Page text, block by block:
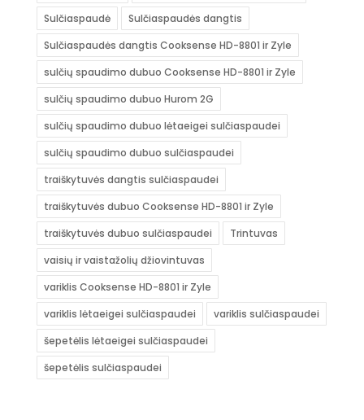
Sulčiaspaudė
Sulčiaspaudės dangtis
Sulčiaspaudės dangtis Cooksense HD-8801 ir Zyle
sulčių spaudimo dubuo Cooksense HD-8801 ir Zyle
sulčių spaudimo dubuo Hurom 2G
sulčių spaudimo dubuo lėtaeigei sulčiaspaudei
sulčių spaudimo dubuo sulčiaspaudei
traiškytuvės dangtis sulčiaspaudei
traiškytuvės dubuo Cooksense HD-8801 ir Zyle
traiškytuvės dubuo sulčiaspaudei
Trintuvas
vaisių ir vaistažolių džiovintuvas
variklis Cooksense HD-8801 ir Zyle
variklis lėtaeigei sulčiaspaudei
variklis sulčiaspaudei
šepetėlis lėtaeigei sulčiaspaudei
šepetėlis sulčiaspaudei